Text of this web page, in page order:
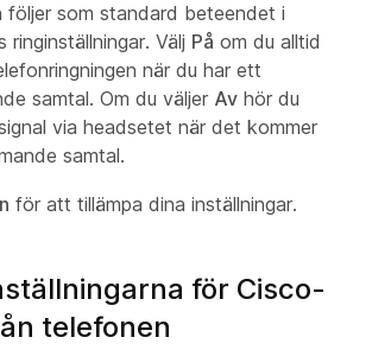
följer som standard beteendet i
ringinställningar. Välj På om du alltid
när du har ett
samtal. Om du väljer Av hör du
via headsetet när det kommer
samtal.
för att tillämpa dina inställningar.
för Cisco-
telefonen